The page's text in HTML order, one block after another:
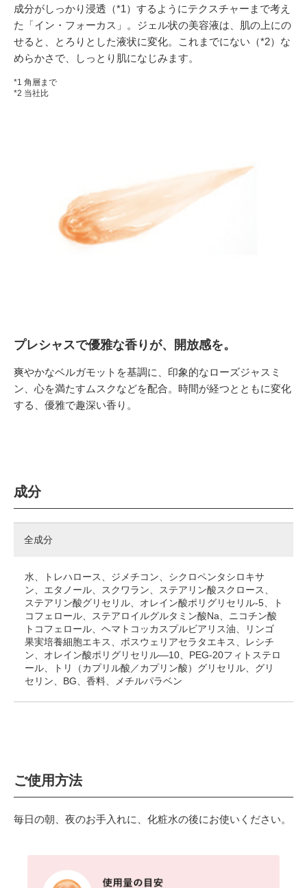
成分がしっかり浸透（*1）するようにテクスチャーまで考え
た「イン・フォーカス」。ジェル状の美容液は、肌の上にの
せると、とろりとした液状に変化。これまでにない（*2）な
めらかさで、しっとり肌になじみます。
*1 角層まで
*2 当社比
プレシャスで優雅な香りが、開放感を。
爽やかなベルガモットを基調に、印象的なローズジャスミ
ン、心を満たすムスクなどを配合。時間が経つとともに変化
する、優雅で趣深い香り。
成分
全成分
水、トレハロース、ジメチコン、シクロペンタシロキサ
ン、エタノール、スクワラン、ステアリン酸スクロース、
ステアリン酸グリセリル、オレイン酸ポリグリセリル-5、ト
コフェロール、ステアロイルグルタミン酸Na、ニコチン酸
トコフェロール、ヘマトコッカスプルビアリス油、リンゴ
果実培養細胞エキス、ボスウェリアセラタエキス、レシチ
ン、オレイン酸ポリグリセリル―10、PEG-20フィトステロ
ール、トリ（カプリル酸／カプリン酸）グリセリル、グリ
セリン、BG、香料、メチルパラベン
ご使用方法
毎日の朝、夜のお手入れに、化粧水の後にお使いください。